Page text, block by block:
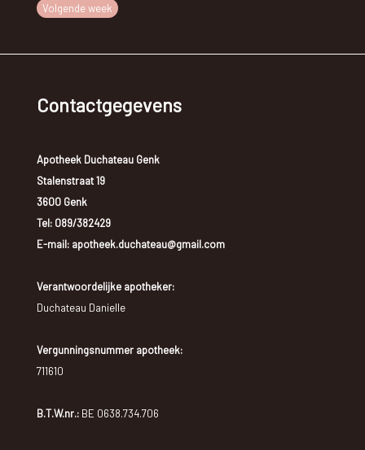
Volgende week
Contactgegevens
Apotheek Duchateau Genk
Stalenstraat 19
3600 Genk
Tel: 089/382429
E-mail: apotheek.duchateau@gmail.com
Verantwoordelijke apotheker:
Duchateau Danielle
Vergunningsnummer apotheek:
711610
B.T.W.nr.:BE 0638.734.706